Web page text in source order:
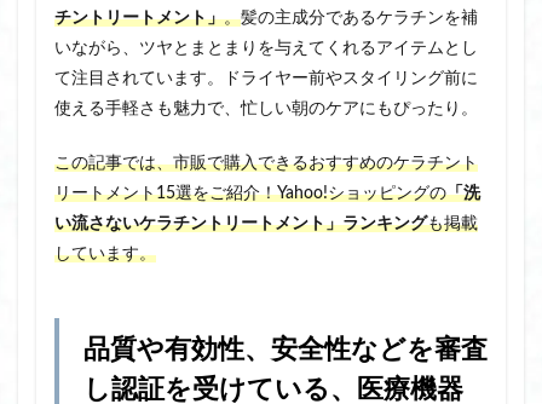
チントリートメント」。髪の主成分であるケラチンを補
いながら、ツヤとまとまりを与えてくれるアイテムとし
て注目されています。ドライヤー前やスタイリング前に
使える手軽さも魅力で、忙しい朝のケアにもぴったり。
この記事では、市販で購入できるおすすめのケラチント
リートメント15選をご紹介！Yahoo!ショッピングの「洗
い流さないケラチントリートメント」ランキングも掲載
しています。
品質や有効性、安全性などを審査
し認証を受けている、医療機器